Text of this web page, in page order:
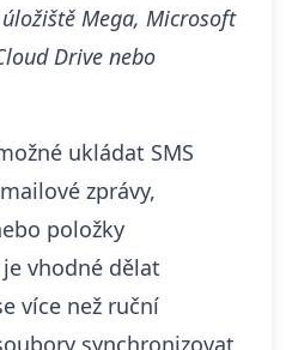
Mega, Microsoft
Drive nebo
ukládat SMS
zprávy,
položky
vhodné dělat
více než ruční
synchronizovat